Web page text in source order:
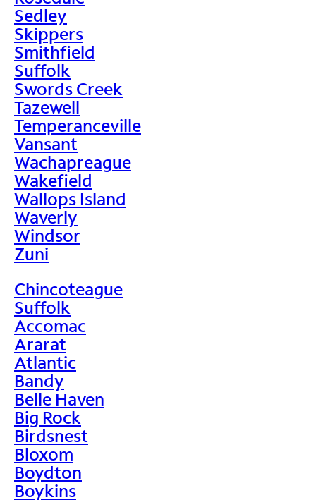
Sedley
Skippers
Smithfield
Suffolk
Swords Creek
Tazewell
Temperanceville
Vansant
Wachapreague
Wakefield
Wallops Island
Waverly
Windsor
Zuni
Chincoteague
Suffolk
Accomac
Ararat
Atlantic
Bandy
Belle Haven
Big Rock
Birdsnest
Bloxom
Boydton
Boykins